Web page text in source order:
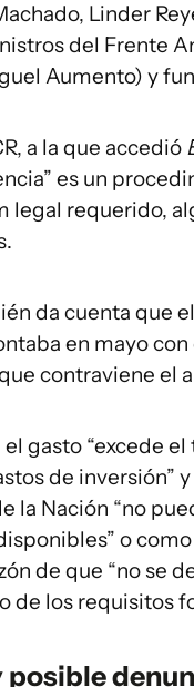
Linder
del Frente
Aumento) y
a la que accedió
es un
legal requerido,
da cuenta que
en mayo
contraviene el
el gasto “excede
de
la Nación “no
o
de que “no se
de los requisitos
posible